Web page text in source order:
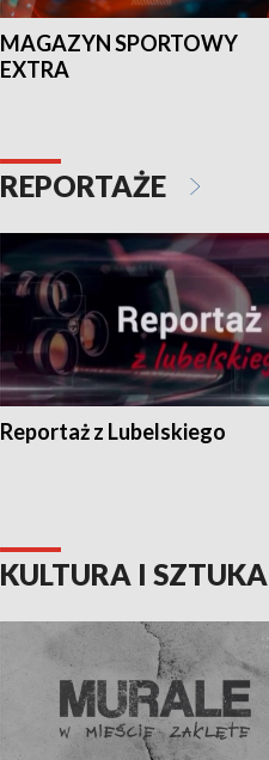
MAGAZYN SPORTOWY
EXTRA
REPORTAŻE
Reportaż z Lubelskiego
KULTURA I SZTUKA